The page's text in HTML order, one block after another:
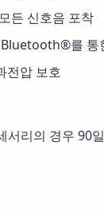
든 신호음 포착
를 통
전압 보호
서리의 경우 90